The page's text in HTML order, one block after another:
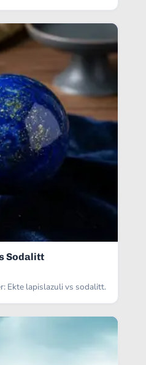
Sodalitt
Ekte lapislazuli vs sodalitt.